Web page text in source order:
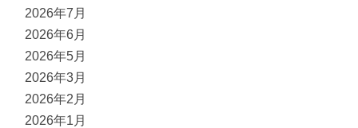
2026年7月
2026年6月
2026年5月
2026年3月
2026年2月
2026年1月